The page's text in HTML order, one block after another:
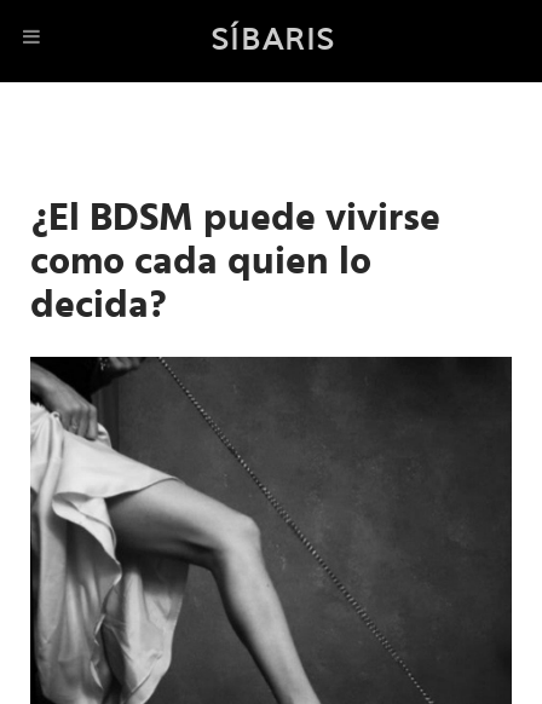
SÍBARIS
¿El BDSM puede vivirse
como cada quien lo
decida?